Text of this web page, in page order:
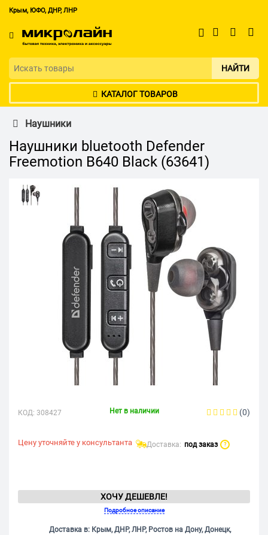
Крым, ЮФО, ДНР, ЛНР
НАЙТИ
КАТАЛОГ ТОВАРОВ
Наушники
Наушники bluetooth Defender
Freemotion B640 Black (63641)
КОД: 308427 Нет в наличии (0)
Цену уточняйте у консультанта Доставка: под заказ ?
ХОЧУ ДЕШЕВЛЕ!
Подробное описание
Доставка в: Крым, ДНР, ЛНР, Ростов на Дону, Донецк,